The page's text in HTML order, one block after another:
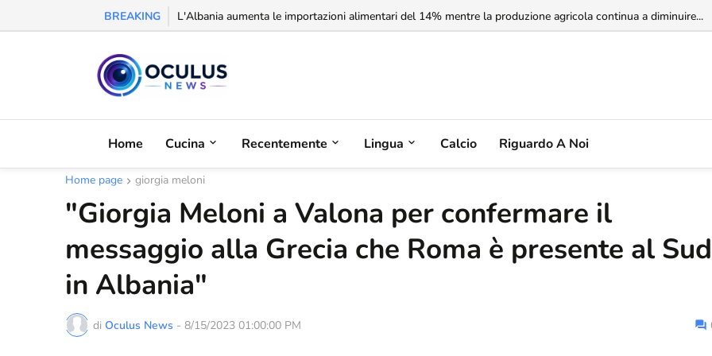
BREAKING L'Albania aumenta le importazioni alimentari del 14% mentre la produzione agricola continua a diminuire...
Home Cucina Recentemente Lingua Calcio Riguardo A Noi
Home page giorgia meloni
"Giorgia Meloni a Valona per confermare il
messaggio alla Grecia che Roma è presente al Sud
in Albania"
di Oculus News - 8/15/2023 01:00:00 PM